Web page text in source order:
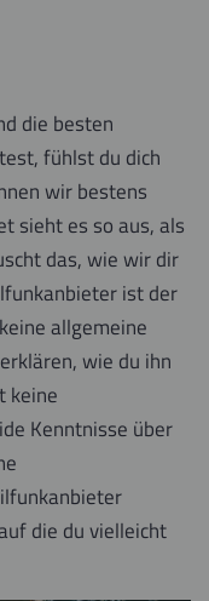
die besten
fühlst du dich
wir bestens
sieht es so aus, als
das, wie wir dir
ist der
allgemeine
wie du ihn
keine
Kenntnisse über
die du vielleicht